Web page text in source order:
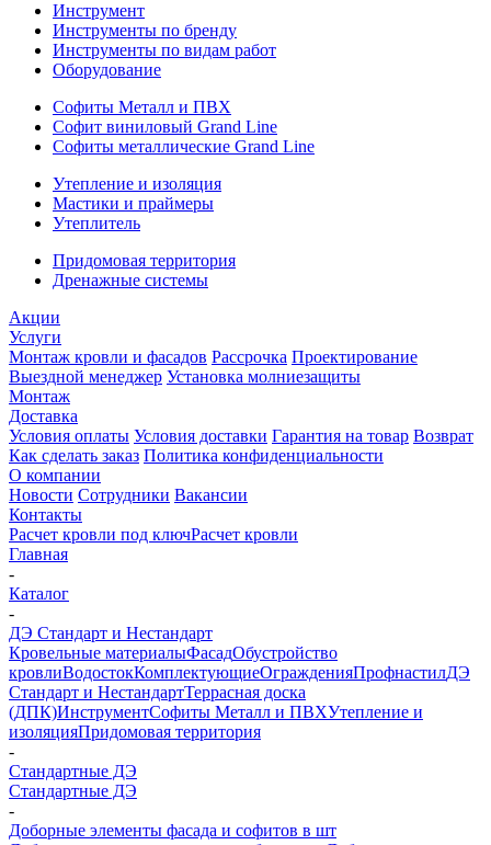
Инструмент
Инструменты по бренду
Инструменты по видам работ
Оборудование
Софиты Металл и ПВХ
Софит виниловый Grand Line
Софиты металлические Grand Line
Утепление и изоляция
Мастики и праймеры
Утеплитель
Придомовая территория
Дренажные системы
Акции
Услуги
Монтаж кровли и фасадов Рассрочка Проектирование
Выездной менеджер Установка молниезащиты
Монтаж
Доставка
Условия оплаты Условия доставки Гарантия на товар Возврат
Как сделать заказ Политика конфиденциальности
О компании
Новости Сотрудники Вакансии
Контакты
Расчет кровли под ключРасчет кровли
Главная
-
Каталог
-
ДЭ Стандарт и Нестандарт
Кровельные материалыФасадОбустройство
кровлиВодостокКомплектующиеОгражденияПрофнастилДЭ
Стандарт и НестандартТеррасная доска
(ДПК)ИнструментСофиты Металл и ПВХУтепление и
изоляцияПридомовая территория
-
Стандартные ДЭ
Стандартные ДЭ
-
Доборные элементы фасада и софитов в шт